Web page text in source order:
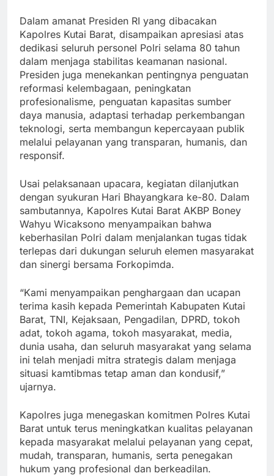
Dalam amanat Presiden RI yang dibacakan
Kapolres Kutai Barat, disampaikan apresiasi atas
dedikasi seluruh personel Polri selama 80 tahun
dalam menjaga stabilitas keamanan nasional.
Presiden juga menekankan pentingnya penguatan
reformasi kelembagaan, peningkatan
profesionalisme, penguatan kapasitas sumber
daya manusia, adaptasi terhadap perkembangan
teknologi, serta membangun kepercayaan publik
melalui pelayanan yang transparan, humanis, dan
responsif.
Usai pelaksanaan upacara, kegiatan dilanjutkan
dengan syukuran Hari Bhayangkara ke-80. Dalam
sambutannya, Kapolres Kutai Barat AKBP Boney
Wahyu Wicaksono menyampaikan bahwa
keberhasilan Polri dalam menjalankan tugas tidak
terlepas dari dukungan seluruh elemen masyarakat
dan sinergi bersama Forkopimda.
“Kami menyampaikan penghargaan dan ucapan
terima kasih kepada Pemerintah Kabupaten Kutai
Barat, TNI, Kejaksaan, Pengadilan, DPRD, tokoh
adat, tokoh agama, tokoh masyarakat, media,
dunia usaha, dan seluruh masyarakat yang selama
ini telah menjadi mitra strategis dalam menjaga
situasi kamtibmas tetap aman dan kondusif,”
ujarnya.
Kapolres juga menegaskan komitmen Polres Kutai
Barat untuk terus meningkatkan kualitas pelayanan
kepada masyarakat melalui pelayanan yang cepat,
mudah, transparan, humanis, serta penegakan
hukum yang profesional dan berkeadilan.